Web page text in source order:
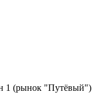
1 (рынок "Путёвый")